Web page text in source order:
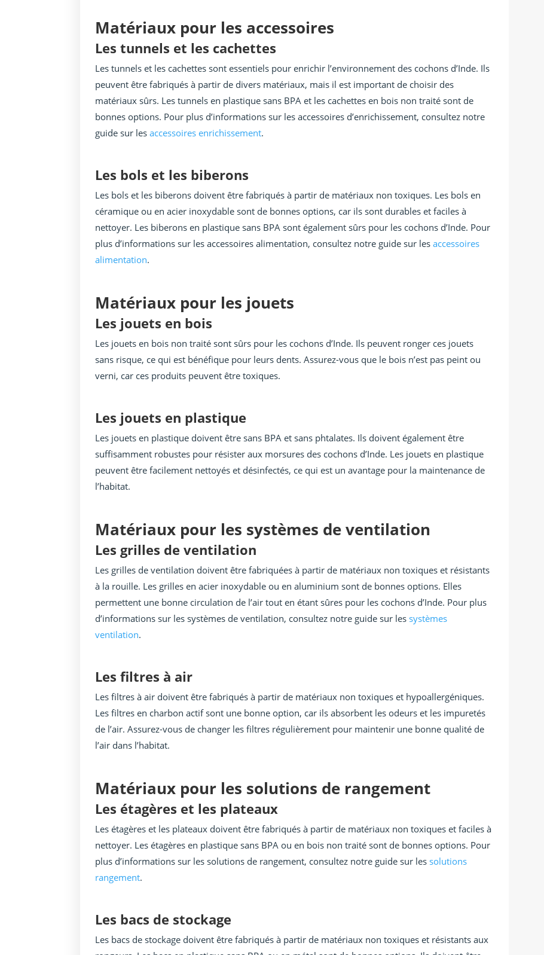
Matériaux pour les accessoires
Les tunnels et les cachettes
Les tunnels et les cachettes sont essentiels pour enrichir l’environnement des cochons d’Inde. Ils
peuvent être fabriqués à partir de divers matériaux, mais il est important de choisir des
matériaux sûrs. Les tunnels en plastique sans BPA et les cachettes en bois non traité sont de
bonnes options. Pour plus d’informations sur les accessoires d’enrichissement, consultez notre
guide sur lesaccessoires enrichissement.
Les bols et les biberons
Les bols et les biberons doivent être fabriqués à partir de matériaux non toxiques. Les bols en
céramique ou en acier inoxydable sont de bonnes options, car ils sont durables et faciles à
nettoyer. Les biberons en plastique sans BPA sont également sûrs pour les cochons d’Inde. Pour
plus d’informations sur les accessoires alimentation, consultez notre guide sur lesaccessoires
alimentation.
Matériaux pour les jouets
Les jouets en bois
Les jouets en bois non traité sont sûrs pour les cochons d’Inde. Ils peuvent ronger ces jouets
sans risque, ce qui est bénéfique pour leurs dents. Assurez-vous que le bois n’est pas peint ou
verni, car ces produits peuvent être toxiques.
Les jouets en plastique
Les jouets en plastique doivent être sans BPA et sans phtalates. Ils doivent également être
suffisamment robustes pour résister aux morsures des cochons d’Inde. Les jouets en plastique
peuvent être facilement nettoyés et désinfectés, ce qui est un avantage pour la maintenance de
l’habitat.
Matériaux pour les systèmes de ventilation
Les grilles de ventilation
Les grilles de ventilation doivent être fabriquées à partir de matériaux non toxiques et résistants
à la rouille. Les grilles en acier inoxydable ou en aluminium sont de bonnes options. Elles
permettent une bonne circulation de l’air tout en étant sûres pour les cochons d’Inde. Pour plus
d’informations sur les systèmes de ventilation, consultez notre guide sur les systèmes
ventilation.
Les filtres à air
Les filtres à air doivent être fabriqués à partir de matériaux non toxiques et hypoallergéniques.
Les filtres en charbon actif sont une bonne option, car ils absorbent les odeurs et les impuretés
de l’air. Assurez-vous de changer les filtres régulièrement pour maintenir une bonne qualité de
l’air dans l’habitat.
Matériaux pour les solutions de rangement
Les étagères et les plateaux
Les étagères et les plateaux doivent être fabriqués à partir de matériaux non toxiques et faciles à
nettoyer. Les étagères en plastique sans BPA ou en bois non traité sont de bonnes options. Pour
plus d’informations sur les solutions de rangement, consultez notre guide sur les solutions
rangement.
Les bacs de stockage
Les bacs de stockage doivent être fabriqués à partir de matériaux non toxiques et résistants aux